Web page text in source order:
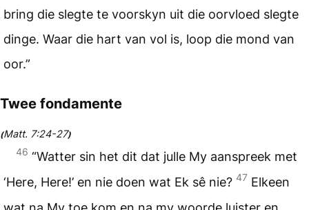
bring die slegte te voorskyn uit die oorvloed slegte
dinge. Waar die hart van vol is, loop die mond van
oor.”
Twee fondamente
(Matt. 7:24-27)
46 “Watter sin het dit dat julle My aanspreek met
‘Here, Here!’ en nie doen wat Ek sê nie? 47 Elkeen